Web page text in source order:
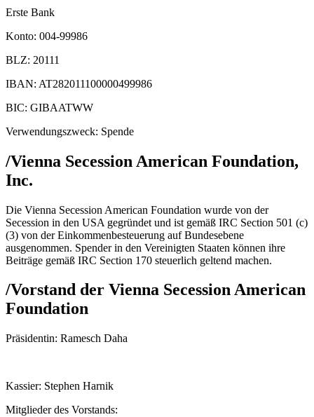
Erste Bank
Konto: 004-99986
BLZ: 20111
IBAN: AT282011100000499986
BIC: GIBAATWW
Verwendungszweck: Spende
/Vienna Secession American Foundation,
Inc.
Die Vienna Secession American Foundation wurde von der
Secession in den USA gegründet und ist gemäß IRC Section 501 (c)
(3) von der Einkommenbesteuerung auf Bundesebene
ausgenommen. Spender in den Vereinigten Staaten können ihre
Beiträge gemäß IRC Section 170 steuerlich geltend machen.
/Vorstand der Vienna Secession American
Foundation
Präsidentin: Ramesch Daha
Kassier: Stephen Harnik
Mitglieder des Vorstands: